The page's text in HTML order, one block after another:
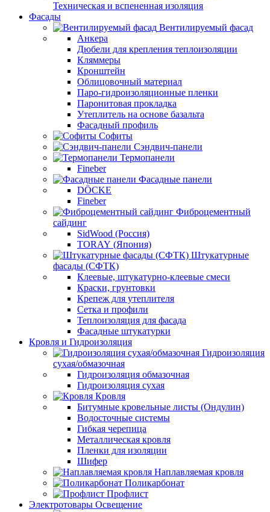
Техническая и вспененная изоляция
Фасады
Вентилируемый фасад
Анкера
Дюбели для крепления теплоизоляции
Кляммеры
Кронштейн
Облицовочный материал
Паро-гидроизоляционные пленки
Паронитовая прокладка
Утеплитель на основе базальта
Фасадный профиль
Софиты
Сэндвич-панели
Термопанели
Fineber
Фасадные панели
DÖCKE
Fineber
Фиброцементный
сайдинг
SidWood (Россия)
TORAY (Япония)
Штукатурные
фасады (СФТК)
Клеевые, штукатурно-клеевые смеси
Краски, грунтовки
Крепеж для утеплителя
Сетка и профили
Теплоизоляция для фасада
Фасадные штукатурки
Кровля и Гидроизоляция
Гидроизоляция
сухая/обмазочная
Гидроизоляция обмазочная
Гидроизоляция сухая
Кровля
Битумные кровельные листы (Ондулин)
Водосточные системы
Гибкая черепица
Металлическая кровля
Пленки для изоляции
Шифер
Наплавляемая кровля
Поликарбонат
Профлист
Электротовары Освещение